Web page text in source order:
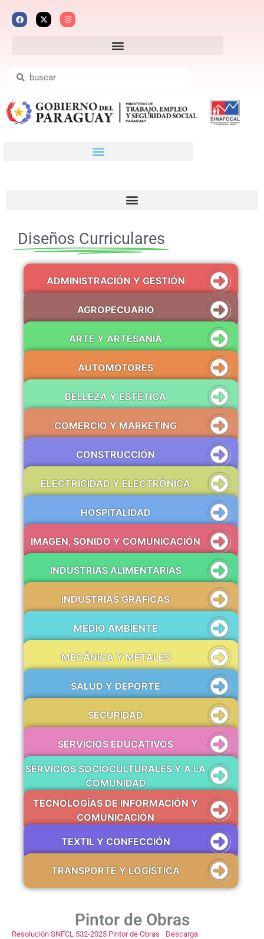
Diseños Curriculares
ADMINISTRACIÓN Y GESTIÓN
AGROPECUARIO
ARTE Y ARTESANÍA
AUTOMOTORES
BELLEZA Y ESTÉTICA
COMERCIO Y MARKETING
CONSTRUCCIÓN
ELECTRICIDAD Y ELECTRÓNICA
HOSPITALIDAD
IMAGEN, SONIDO Y COMUNICACIÓN
INDUSTRIAS ALIMENTARIAS
INDUSTRIAS GRÁFICAS
MEDIO AMBIENTE
MECÁNICA Y METALES
SALUD Y DEPORTE
SEGURIDAD
SERVICIOS EDUCATIVOS
SERVICIOS SOCIOCULTURALES Y A LA
COMUNIDAD
TECNOLOGÍAS DE INFORMACIÓN Y
COMUNICACIÓN
TEXTIL Y CONFECCIÓN
TRANSPORTE Y LOGÍSTICA
Pintor de Obras
Resolución SNFCL 532-2025 Pintor de Obras Descarga